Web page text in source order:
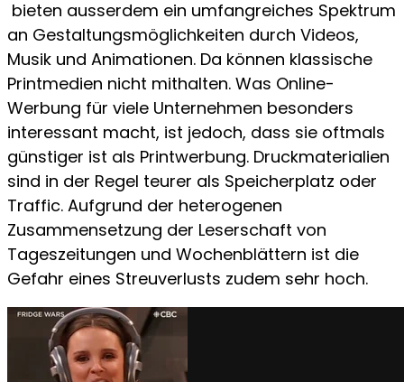
bieten ausserdem ein umfangreiches Spektrum
an Gestaltungsmöglichkeiten durch Videos,
Musik und Animationen. Da können klassische
Printmedien nicht mithalten. Was Online-
Werbung für viele Unternehmen besonders
interessant macht, ist jedoch, dass sie oftmals
günstiger ist als Printwerbung. Druckmaterialien
sind in der Regel teurer als Speicherplatz oder
Traffic. Aufgrund der heterogenen
Zusammensetzung der Leserschaft von
Tageszeitungen und Wochenblättern ist die
Gefahr eines Streuverlusts zudem sehr hoch.